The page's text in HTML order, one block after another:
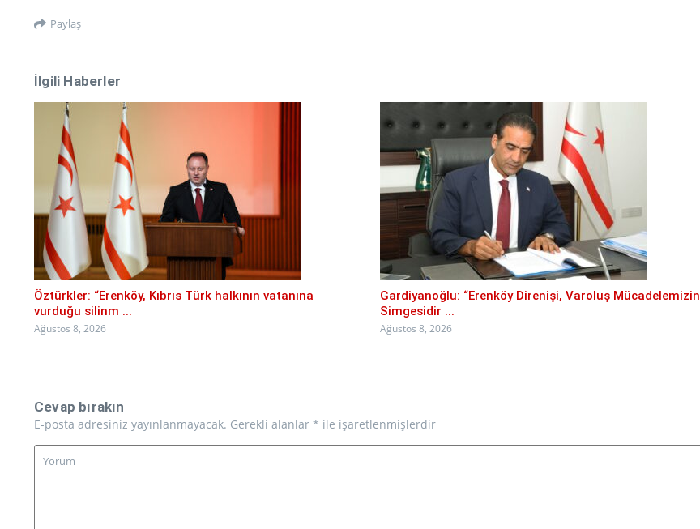
Paylaş
İlgili Haberler
Öztürkler: “Erenköy, Kıbrıs Türk halkının vatanına
vurduğu silinm ...
Ağustos 8, 2026
Gardiyanoğlu: “Erenköy Direnişi, Varoluş Mücadelemizin
Simgesidir ...
Ağustos 8, 2026
Cevap bırakın
E-posta adresiniz yayınlanmayacak. Gerekli alanlar * ile işaretlenmişlerdir